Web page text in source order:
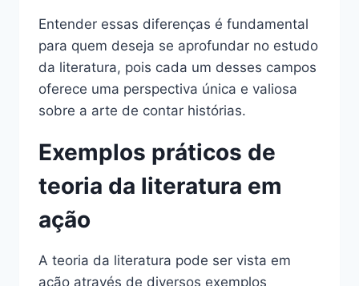
Entender essas diferenças é fundamental
para quem deseja se aprofundar no estudo
da literatura, pois cada um desses campos
oferece uma perspectiva única e valiosa
sobre a arte de contar histórias.
Exemplos práticos de
teoria da literatura em
ação
A teoria da literatura pode ser vista em
ação através de diversos exemplos